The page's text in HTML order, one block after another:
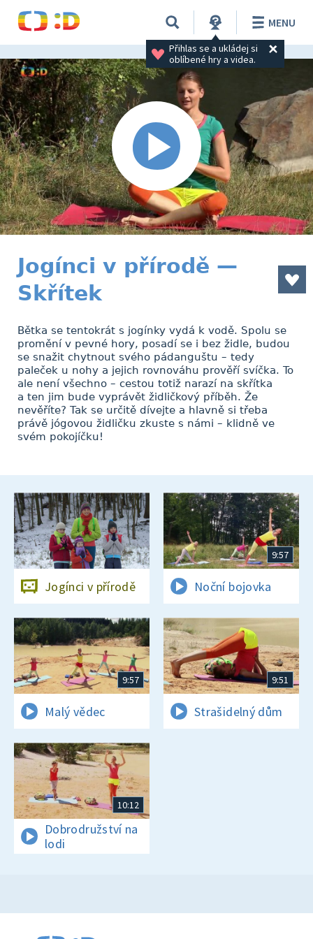
Přihlas se a ukládej si
oblíbené hry a videa.
MENU
Jogínci v přírodě —
Skřítek
Bětka se tentokrát s jogínky vydá k vodě. Spolu se
promění v pevné hory, posadí se i bez židle, budou
se snažit chytnout svého pádanguštu – tedy
paleček u nohy a jejich rovnováhu prověří svíčka. To
ale není všechno – cestou totiž narazí na skřítka
a ten jim bude vyprávět židličkový příběh. Že
nevěříte? Tak se určitě dívejte a hlavně si třeba
právě jógovou židličku zkuste s námi – klidně ve
svém pokojíčku!
Jogínci v přírodě
9:57
Noční bojovka
9:57
Malý vědec
9:51
Strašidelný dům
10:12
Dobrodružství na
lodi